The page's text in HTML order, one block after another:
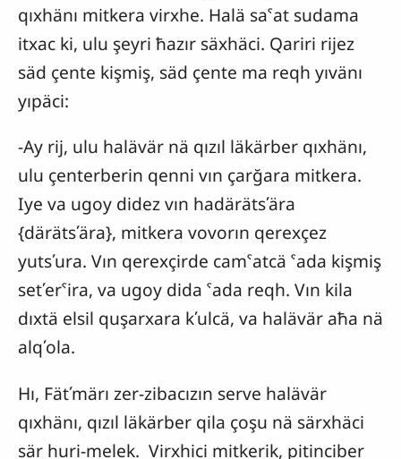
qıxhänı mitkera virxhe. Halä saˁat sudama
itxac ki, ulu şeyri ħazır säxhäci. Qariri rijez
säd çente kişmiş, säd çente ma reqh yıvänı
yıpäci:
-Ay rij, ulu halävär nä qızıl läkärber qıxhänı,
ulu çenterberin qenni vın çarğara mitkera.
Iye va ugoy didez vın hadärätsʹära
{därätsʹära}, mitkera vovorın qerexçez
yutsʹura. Vın qerexçirde camˁatcä ˁada kişmiş
setʹerˁira, va ugoy dida ˁada reqh. Vın kila
dıxtä elsil quşarxara kʹulcä, va halävär aħa nä
alqʹola.
Hı, Fätʹmärı zer-zibacızın serve halävär
qıxhänı, qızıl läkärber qila çoşu nä särxhäci
sär huri-melek. Virxhici mitkerik, pitinciber